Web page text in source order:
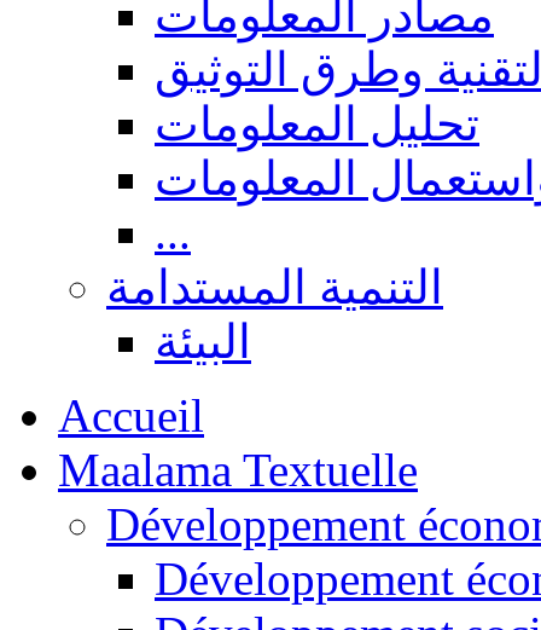
مصادر المعلومات
وطرق التوثيق
تحليل المعلومات
المعلومات
...
التنمية المستدامة
البيئة
Accueil
Maalama Textuelle
Développement
Développement